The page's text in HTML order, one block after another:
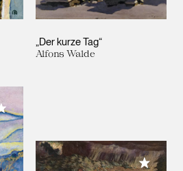
„Der kurze Tag“
Alfons Walde
Meiner Sammlung hinzufügen
Meiner